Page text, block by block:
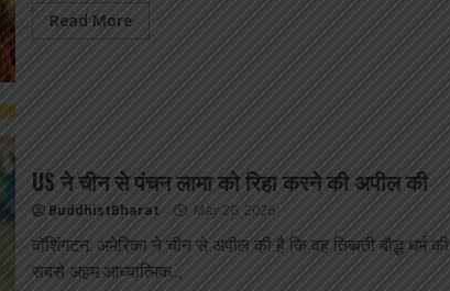
Read More
US ने चीन से पंचन लामा को रिहा करने की अपील की
BuddhistBharat May 20, 2026
वॉशिंगटन: अमेरिका ने चीन से अपील की है कि वह तिब्बती बौद्ध धर्म की
सबसे अहम आध्यात्मिक...